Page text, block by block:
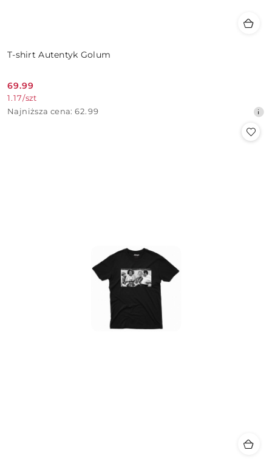
T-shirt Autentyk Golum
Cena
promocyjna:
69.99
1.17/szt
Najniższa
Najniższa cena: 62.99